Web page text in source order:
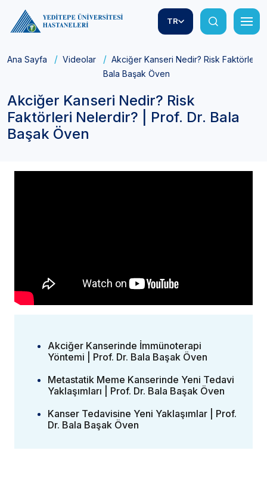
TR
Ana Sayfa Videolar
Akciğer Kanseri Nedir? Risk Faktörleri
Bala Başak Öven
Akciğer Kanseri Nedir? Risk
Faktörleri Nelerdir? | Prof. Dr. Bala
Başak Öven
Akciğer Kanserinde İmmünoterapi
Yöntemi | Prof. Dr. Bala Başak Öven
Metastatik Meme Kanserinde Yeni Tedavi
Yaklaşımları | Prof. Dr. Bala Başak Öven
Kanser Tedavisine Yeni Yaklaşımlar | Prof.
Dr. Bala Başak Öven